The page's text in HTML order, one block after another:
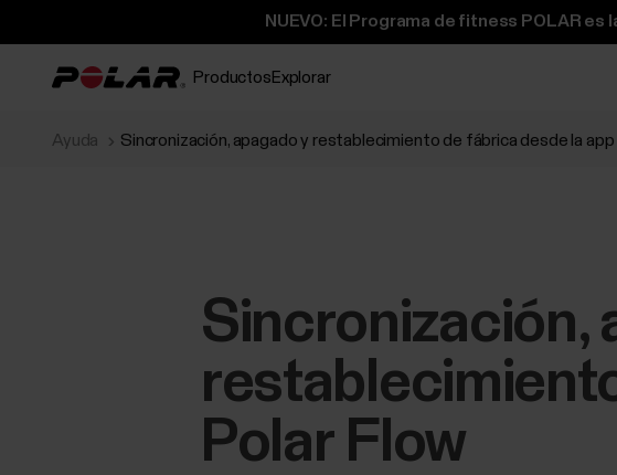
NUEVO: El Programa de fitness POLAR
Productos Explorar
Ayuda Sincronización, apagado y restablecimiento de fábrica desde la app
Sincronización,
Polar Flow